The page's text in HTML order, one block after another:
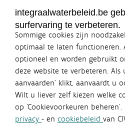
integraalwaterbeleid.be
surfervaring te verbeteren.
Sommige cookies zijn
optimaal te laten functioneren.
optioneel en worden gebruikt
deze website te verbeteren. Als
aanvaarden’ klikt, aanvaardt u
Wilt u liever zelf kiezen welke
op ‘Cookievoorkeuren
privacy - en cookiebeleid van
Integraalwaterbeleid.be is
officiële website van de
overheid
uitgegeven door
Waterbeleid
De Coördinatiecommissie Integraal